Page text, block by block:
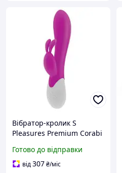
Вібратор-кролик S
Pleasures Premium Corabi
для клітора, 16 режимів,
нагрівання Sex Aura
Готово до відправки
від307₴/міс